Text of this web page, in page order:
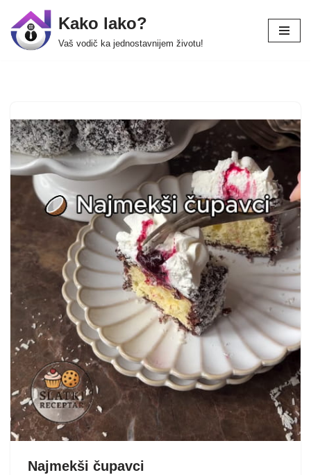
Skip
Kako lako?
Vaš vodič ka jednostavnijem životu!
Najmekši čupavci